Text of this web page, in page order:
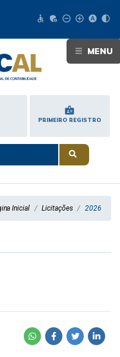
MENU
accessible admin_panel_settings remove_circle_outline add_circle_outline hdr_auto contrast
badge
PRIMEIRO REGISTRO
Inicial Licitações 2026